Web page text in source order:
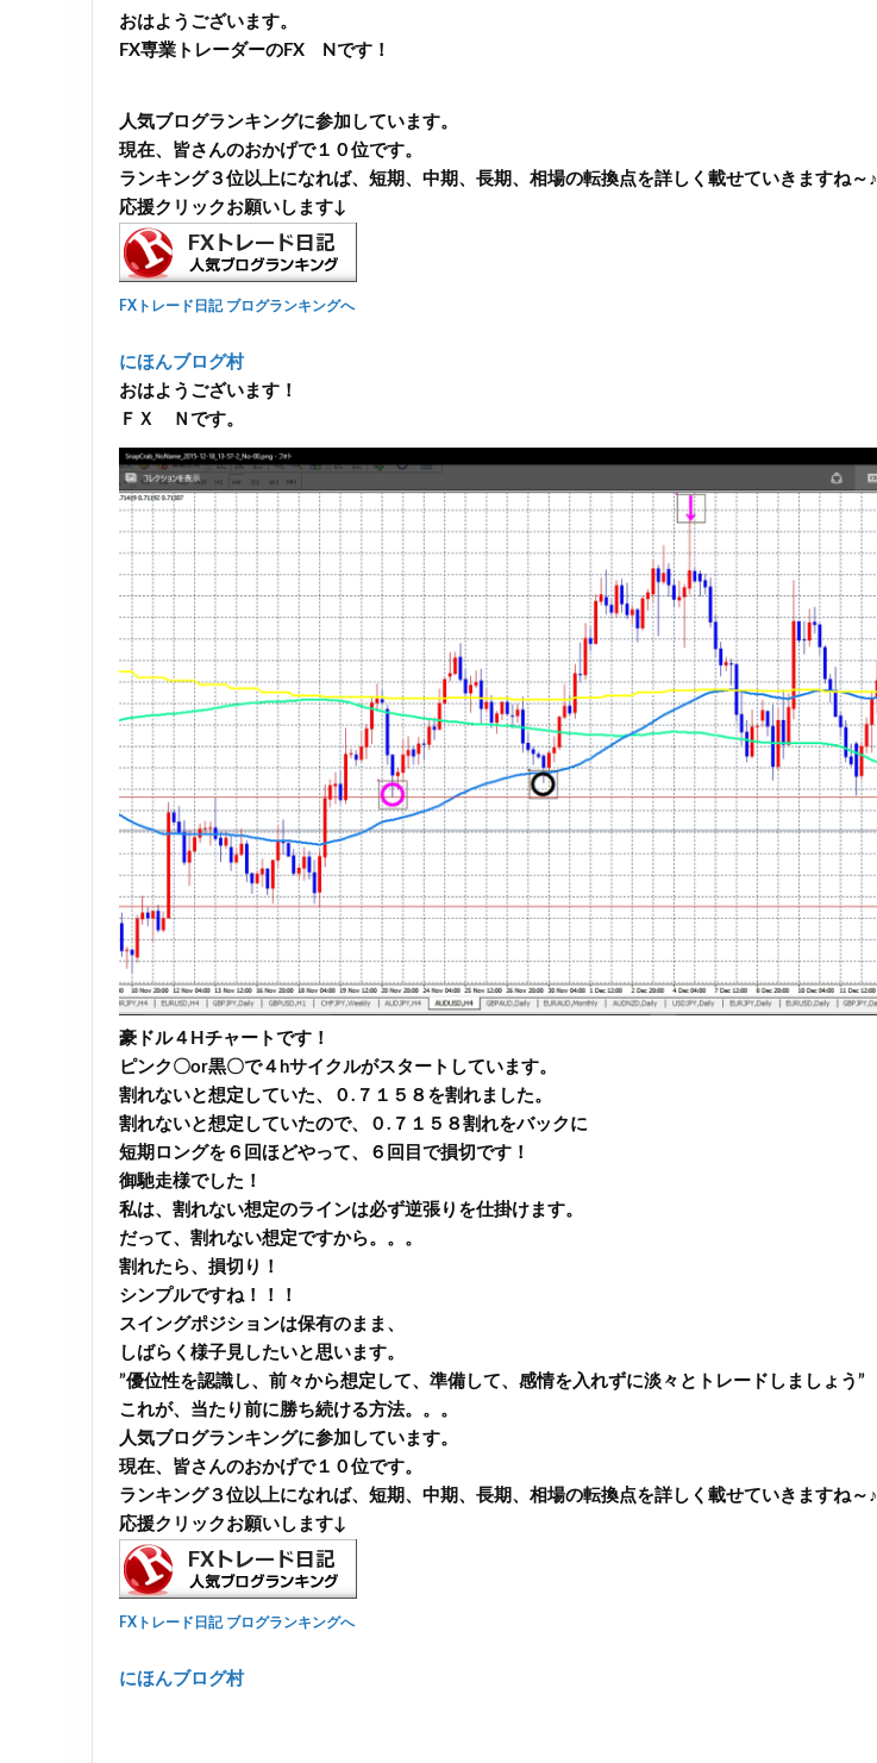
おはようございます。
FX専業トレーダーのFX Nです！
人気ブログランキングに参加しています。
現在、皆さんのおかげで１０位です。
ランキング３位以上になれば、短期、中期、長期、相場の転換点を詳しく載せていきますね～♪
応援クリックお願いします↓
FXトレード日記 ブログランキングへ
にほんブログ村
おはようございます！
ＦＸ Ｎです。
豪ドル４Hチャートです！
ピンク〇or黒〇で４hサイクルがスタートしています。
割れないと想定していた、０.７１５８を割れました。
割れないと想定していたので、０.７１５８割れをバックに
短期ロングを６回ほどやって、６回目で損切です！
御馳走様でした！
私は、割れない想定のラインは必ず逆張りを仕掛けます。
だって、割れない想定ですから。。。
割れたら、損切り！
シンプルですね！！！
スイングポジションは保有のまま、
しばらく様子見したいと思います。
”優位性を認識し、前々から想定して、準備して、感情を入れずに淡々とトレードしましょう”
これが、当たり前に勝ち続ける方法。。。
人気ブログランキングに参加しています。
現在、皆さんのおかげで１０位です。
ランキング３位以上になれば、短期、中期、長期、相場の転換点を詳しく載せていきますね～♪
応援クリックお願いします↓
FXトレード日記 ブログランキングへ
にほんブログ村